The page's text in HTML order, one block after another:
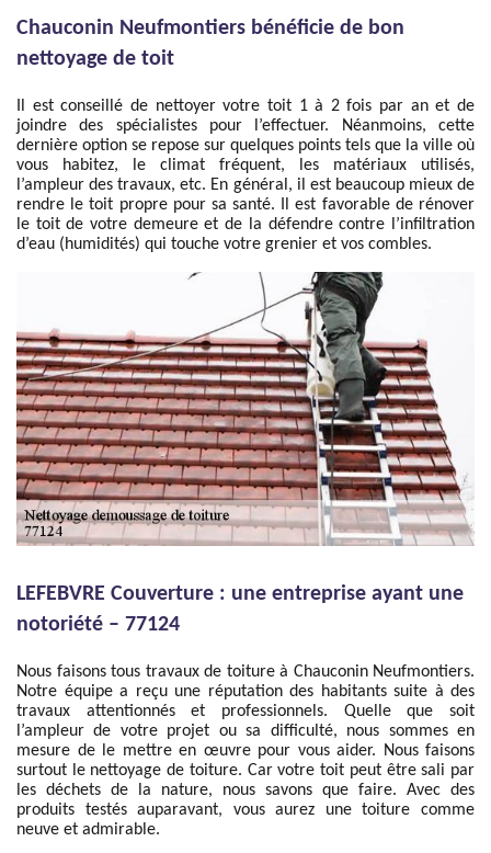
Chauconin Neufmontiers bénéficie de bon
nettoyage de toit
Il est conseillé de nettoyer votre toit 1 à 2 fois par an et de
joindre des spécialistes pour l’effectuer. Néanmoins, cette
dernière option se repose sur quelques points tels que la ville où
vous habitez, le climat fréquent, les matériaux utilisés,
l’ampleur des travaux, etc. En général, il est beaucoup mieux de
rendre le toit propre pour sa santé. Il est favorable de rénover
le toit de votre demeure et de la défendre contre l’infiltration
d’eau (humidités) qui touche votre grenier et vos combles.
LEFEBVRE Couverture : une entreprise ayant une
notoriété – 77124
Nous faisons tous travaux de toiture à Chauconin Neufmontiers.
Notre équipe a reçu une réputation des habitants suite à des
travaux attentionnés et professionnels. Quelle que soit
l’ampleur de votre projet ou sa difficulté, nous sommes en
mesure de le mettre en œuvre pour vous aider. Nous faisons
surtout le nettoyage de toiture. Car votre toit peut être sali par
les déchets de la nature, nous savons que faire. Avec des
produits testés auparavant, vous aurez une toiture comme
neuve et admirable.